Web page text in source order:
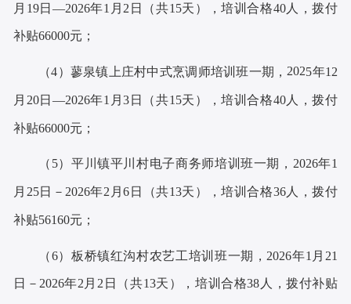
月 19日 —2026年1 月 2 日（共15天） ，培训合格40人，拨付
补贴66000元；
（4）蓼泉镇上庄村中式烹调师培训班一期，2025年12
月 20日 —2026年1 月3 日（共15天） ，培训合格40人，拨付
补贴66000元；
（ 5）平川镇平川村电子商务师培训班一期， 2026年1
月 25日 －2026年2 月6 日 （共13天） ，培训合格36人，拨付
补贴56160元；
（6）板桥镇红沟村农艺工培训班一期， 2026年1 月 21
日 －2026年2 月 2 日 （共13天） ，培训合格38人，拨付补贴